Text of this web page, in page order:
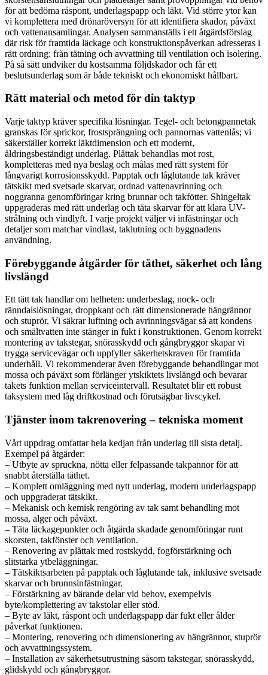
för att bedöma råspont, underlagspapp och läkt. Vid större ytor kan
vi komplettera med drönaröversyn för att identifiera skador, påväxt
och vattenansamlingar. Analysen sammanställs i ett åtgärdsförslag
där risk för framtida läckage och konstruktionspåverkan adresseras i
rätt ordning: från tätning och avvattning till ventilation och isolering.
På så sätt undviker du kostsamma följdskador och får ett
beslutsunderlag som är både tekniskt och ekonomiskt hållbart.
Rätt material och metod för din taktyp
Varje taktyp kräver specifika lösningar. Tegel- och betongpannetak
granskas för sprickor, frostsprängning och pannornas vattenlås; vi
säkerställer korrekt läktdimension och ett modernt,
åldringsbeständigt underlag. Plåttak behandlas mot rost,
kompletteras med nya beslag och målas med rätt system för
långvarigt korrosionsskydd. Papptak och låglutande tak kräver
tätskikt med svetsade skarvar, ordnad vattenavrinning och
noggranna genomföringar kring brunnar och takfötter. Shingeltak
uppgraderas med rätt underlag och täta skarvar för att klara UV-
strålning och vindlyft. I varje projekt väljer vi infästningar och
detaljer som matchar vindlast, taklutning och byggnadens
användning.
Förebyggande åtgärder för täthet, säkerhet och lång
livslängd
Ett tätt tak handlar om helheten: underbeslag, nock- och
ränndalslösningar, droppkant och rätt dimensionerade hängrännor
och stuprör. Vi säkrar luftning och avrinningsvägar så att kondens
och smältvatten inte stänger in fukt i konstruktionen. Genom korrekt
montering av takstegar, snörasskydd och gångbryggor skapar vi
trygga servicevägar och uppfyller säkerhetskraven för framtida
underhåll. Vi rekommenderar även förebyggande behandlingar mot
mossa och påväxt som förlänger ytskiktets livslängd och bevarar
takets funktion mellan serviceintervall. Resultatet blir ett robust
taksystem med låg driftkostnad och förutsägbar livscykel.
Tjänster inom takrenovering – tekniska moment
Vårt uppdrag omfattar hela kedjan från underlag till sista detalj.
Exempel på åtgärder:
– Utbyte av spruckna, nötta eller felpassande takpannor för att
snabbt återställa täthet.
– Komplett omläggning med nytt underlag, modern underlagspapp
och uppgraderat tätskikt.
– Mekanisk och kemisk rengöring av tak samt behandling mot
mossa, alger och påväxt.
– Täta läckagepunkter och åtgärda skadade genomföringar runt
skorsten, takfönster och ventilation.
– Renovering av plåttak med rostskydd, fogförstärkning och
slitstarka ytbeläggningar.
– Tätskiktsarbeten på papptak och låglutande tak, inklusive svetsade
skarvar och brunnsinfästningar.
– Förstärkning av bärande delar vid behov, exempelvis
byte/komplettering av takstolar eller stöd.
– Byte av läkt, råspont och underlagspapp där fukt eller ålder
påverkat funktionen.
– Montering, renovering och dimensionering av hängrännor, stuprör
och avvattningssystem.
– Installation av säkerhetsutrustning såsom takstegar, snörasskydd,
glidskydd och gångbryggor.